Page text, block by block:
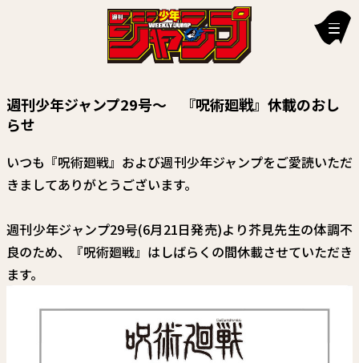
編集部からのお知らせ
お知らせ
連載作品
雑誌
定期購読
週刊少年ジャンプ29号～ 『呪術廻戦』休載のおし
らせ
いつも『呪術廻戦』および週刊少年ジャンプをご愛読いただ
きましてありがとうございます。
週刊少年ジャンプ29号(6月21日発売)より芥見先生の体調不
良のため、『呪術廻戦』はしばらくの間休載させていただき
ます。